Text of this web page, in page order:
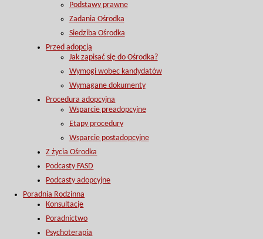
Podstawy prawne
Zadania Ośrodka
Siedziba Ośrodka
Przed adopcją
Jak zapisać się do Ośrodka?
Wymogi wobec kandydatów
Wymagane dokumenty
Procedura adopcyjna
Wsparcie preadopcyjne
Etapy procedury
Wsparcie postadopcyjne
Z życia Ośrodka
Podcasty FASD
Podcasty adopcyjne
Poradnia Rodzinna
Konsultacje
Poradnictwo
Psychoterapia